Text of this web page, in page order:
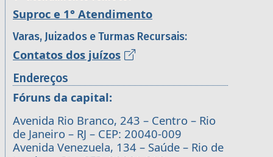
Suproc e 1° Atendimento
Varas, Juizados e Turmas Recursais:
Contatos dos juízos
Endereços
Fóruns da capital:
Avenida Rio Branco, 243 – Centro – Rio
de Janeiro – RJ – CEP: 20040-009
Avenida Venezuela, 134 – Saúde – Rio de